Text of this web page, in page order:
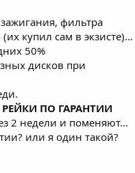
фильтра
купил сам в экзисте)...
50%
дисков при
ПО ГАРАНТИИ
2 недели и поменяют...
или я один такой?